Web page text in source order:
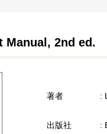
Manual, 2nd ed.
著者 :
出版社 :